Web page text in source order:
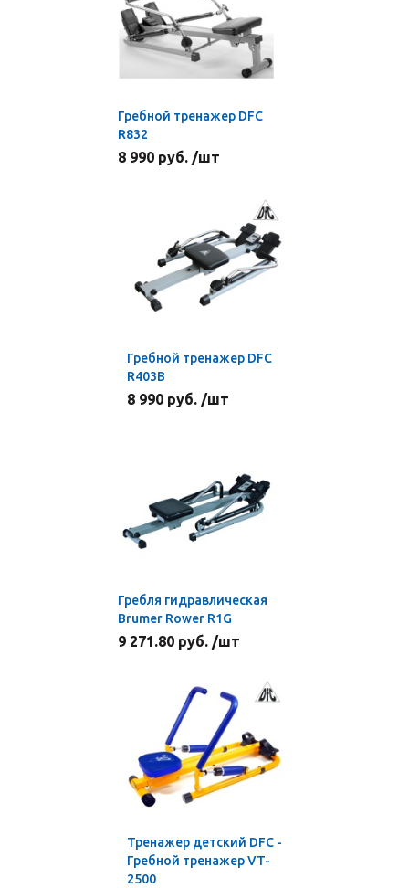
Гребной тренажер DFC
R832
8 990 руб. /шт
Гребной тренажер DFC
R403B
8 990 руб. /шт
Гребля гидравлическая
Brumer Rower R1G
9 271.80 руб. /шт
Тренажер детский DFC -
Гребной тренажер VT-
2500